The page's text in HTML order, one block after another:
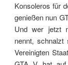
Konsoleros für
genießen nun
Und wer jetzt
nennt,
Vereinigten